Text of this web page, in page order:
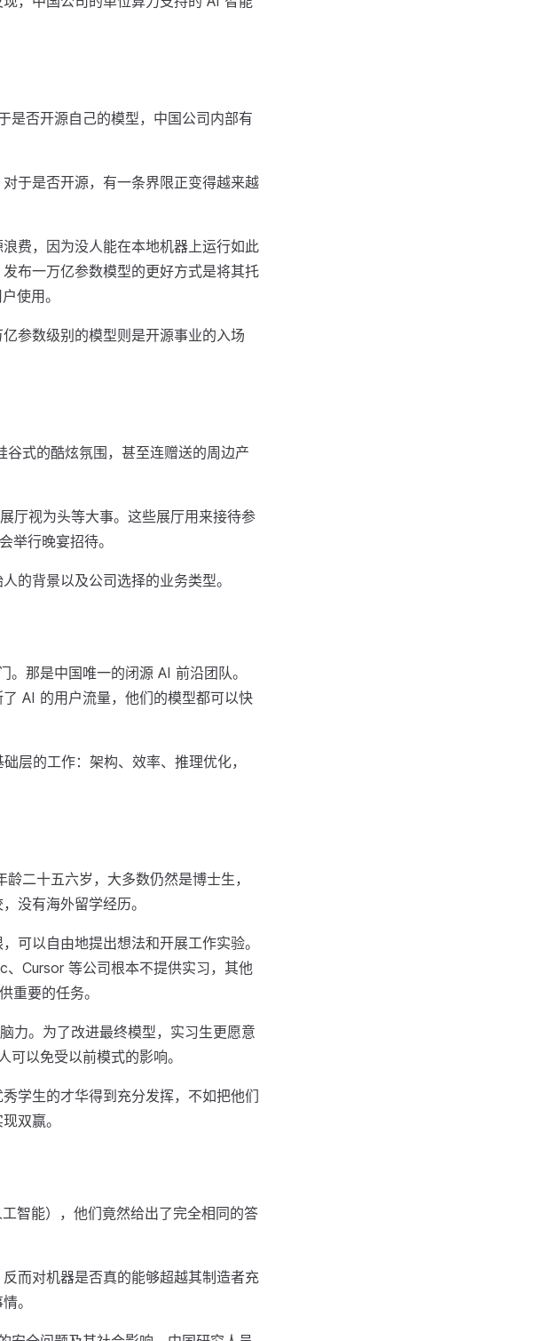
是否开源自己的模型，中国公司内部有
于是否开源，有一条界限正变得越来越
费，因为没人能在本地机器上运行如此
布一万亿参数模型的更好方式是将其托
使用。
参数级别的模型则是开源事业的入场
谷式的酷炫氛围，甚至连赠送的周边产
厅视为头等大事。这些展厅用来接待参
举行晚宴招待。
的背景以及公司选择的业务类型。
那是中国唯一的闭源 AI 前沿团队。
AI 的用户流量，他们的模型都可以快
层的工作：架构、效率、推理优化，
二十五六岁，大多数仍然是博士生，
没有海外留学经历。
可以自由地提出想法和开展工作实验。
Cursor 等公司根本不提供实习，其他
重要的任务。
力。为了改进最终模型，实习生更愿意
以免受以前模式的影响。
学生的才华得到充分发挥，不如把他们
双赢。
智能），他们竟然给出了完全相同的答
而对机器是否真的能够超越其制造者充
。